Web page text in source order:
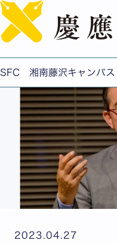
SFC 湘南藤沢キャンパス
木村健一 特別招聘教授
2023.04.27